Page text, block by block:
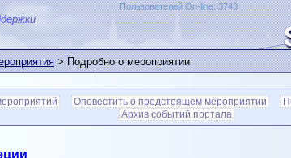
Пользователей On-line: 3743
> Подробно о мероприятии
Оповестить о предстоящем мероприятии
Архив событий портала